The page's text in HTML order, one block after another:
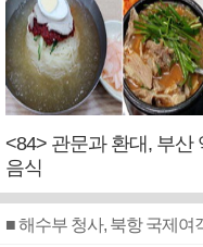
<84> 관문과 환대, 부산
음식
■ 해수부 청사, 북항 국제여